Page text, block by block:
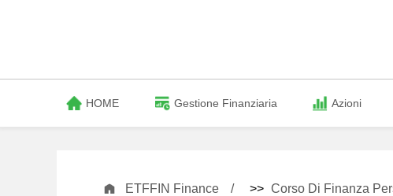
HOME Gestione Finanziaria Azioni
ETFFIN Finance >> Corso Di Finanza